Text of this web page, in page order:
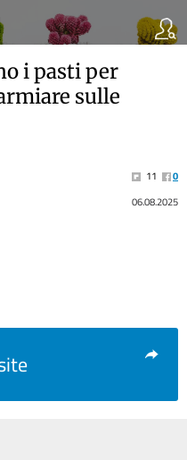
i pasti per
sulle
11
0
06.08.2025